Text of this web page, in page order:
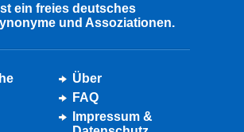
ein freies deutsches
und Assoziationen.
Über
FAQ
Impressum &